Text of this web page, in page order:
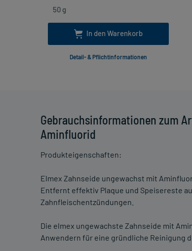
Gebrauchsinformationen zum
Aminfluorid
Produkteigenschaften:
Elmex Zahnseide ungewachst mit
Entfernt effektiv Plaque und Speisereste
Zahnfleischentzündungen.
Die elmex ungewachste Zahnseide mit
Anwendern für eine gründliche Reinigung
In den Warenkorb
Detail- & Pflichtinformationen